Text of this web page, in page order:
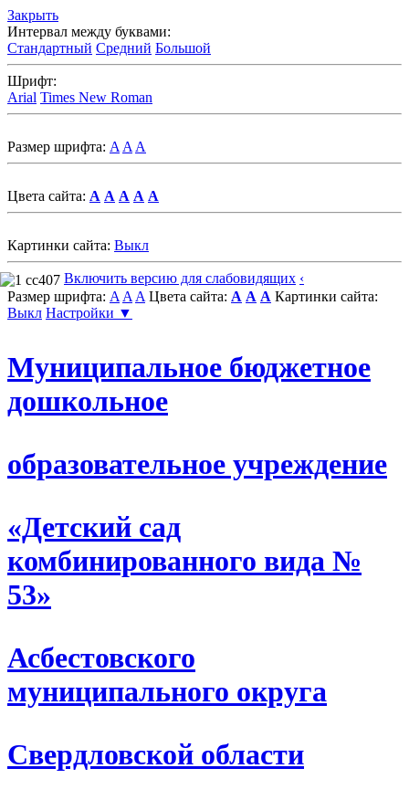
Закрыть
Интервал между буквами:
Стандартный Средний Большой
Шрифт:
Arial Times New Roman
Размер шрифта: A A A
Цвета сайта: A A A A A
Картинки сайта: Выкл
Включить версию для слабовидящих ‹
Размер шрифта: A A A Цвета сайта: A A A Картинки сайта:
Выкл Настройки ▼
Муниципальное бюджетное
дошкольное
образовательное учреждение
«Детский сад
комбинированного вида №
53»
Асбестовского
муниципального округа
Свердловской области